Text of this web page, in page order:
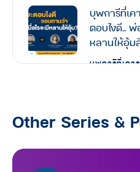
บุพการีที่เค
ตอบไงดี.. พ่
หลานให้อุ้ม
บุพการีที่เคา
ได้บ้าง พึ่งเ
Other Series &